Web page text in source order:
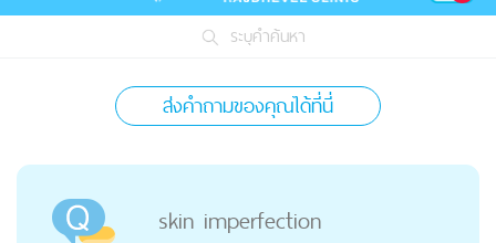
ระบุคำค้นหา
ส่งคำถามของคุณได้ที่นี่
skin imperfection